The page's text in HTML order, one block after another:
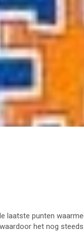
punten
het nog